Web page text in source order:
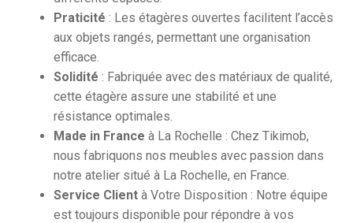
Praticité : Les étagères ouvertes facilitent l’accès
aux objets rangés, permettant une organisation
efficace.
Solidité : Fabriquée avec des matériaux de qualité,
cette étagère assure une stabilité et une
résistance optimales.
Made in France à La Rochelle : Chez Tikimob,
nous fabriquons nos meubles avec passion dans
notre atelier situé à La Rochelle, en France.
Service Client à Votre Disposition : Notre équipe
est toujours disponible pour répondre à vos